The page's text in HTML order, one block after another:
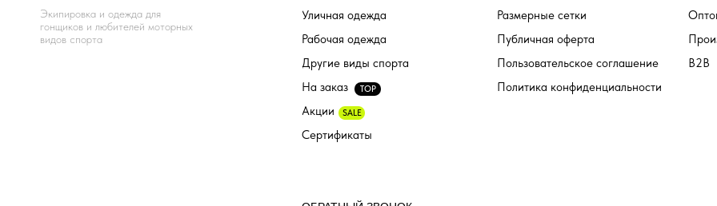
Уличная одежда
Рабочая одежда
На заказ TOP
Размерные сетки
Публичная оферта
Пользовательское соглашение
Акции SALE
Экипировка и одежда для
гонщиков и любителей моторных
видов спорта
Политика конфиденциальности
Сертификаты
Другие виды спорта B2B